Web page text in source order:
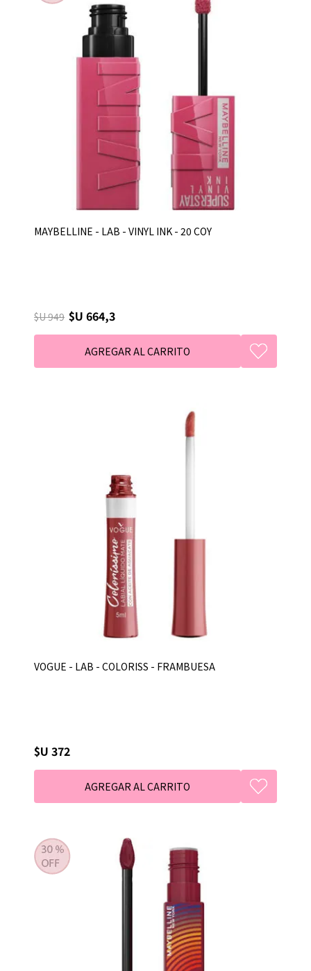
MAYBELLINE - LAB - VINYL INK - 20 COY
$U 949 $U 664,3
VOGUE - LAB - COLORISS - FRAMBUESA
$U 372